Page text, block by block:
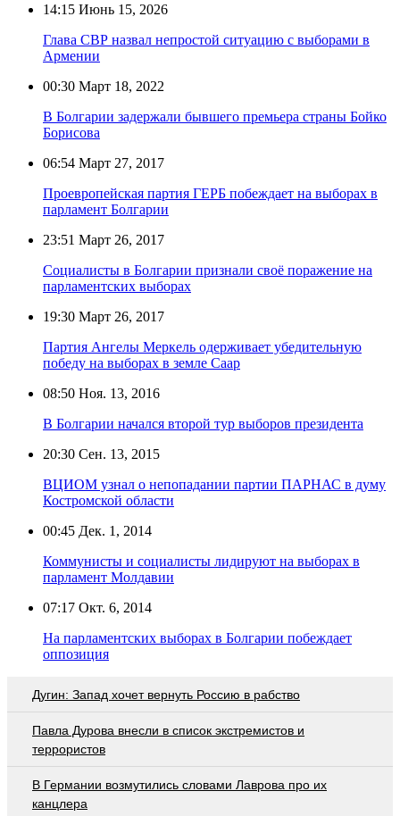
14:15 Июнь 15, 2026
Глава СВР назвал непростой ситуацию с выборами в
Армении
00:30 Март 18, 2022
В Болгарии задержали бывшего премьера страны Бойко
Борисова
06:54 Март 27, 2017
Проевропейская партия ГЕРБ побеждает на выборах в
парламент Болгарии
23:51 Март 26, 2017
Социалисты в Болгарии признали своё поражение на
парламентских выборах
19:30 Март 26, 2017
Партия Ангелы Меркель одерживает убедительную
победу на выборах в земле Саар
08:50 Ноя. 13, 2016
В Болгарии начался второй тур выборов президента
20:30 Сен. 13, 2015
ВЦИОМ узнал о непопадании партии ПАРНАС в думу
Костромской области
00:45 Дек. 1, 2014
Коммунисты и социалисты лидируют на выборах в
парламент Молдавии
07:17 Окт. 6, 2014
На парламентских выборах в Болгарии побеждает
оппозиция
Дугин: Запад хочет вернуть Россию в рабство
Павла Дурова внесли в список экстремистов и
террористов
В Германии возмутились словами Лаврова про их
канцлера